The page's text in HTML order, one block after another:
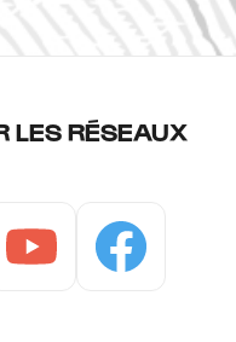
LES RÉSEAUX